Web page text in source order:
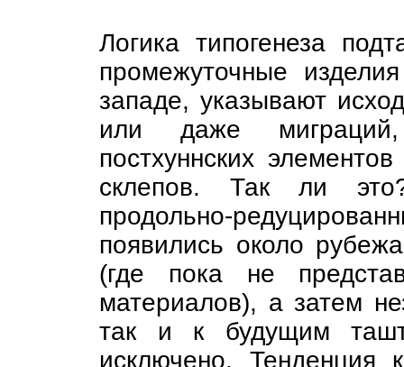
Логика типогенеза
промежуточные
западе, указывают
или даже
постхуннских
склепов. Так ли
продольно-
появились около
(где пока не
материалов), а затем
так и к будущим
исключено. Тенденция